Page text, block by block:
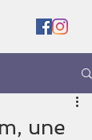
une